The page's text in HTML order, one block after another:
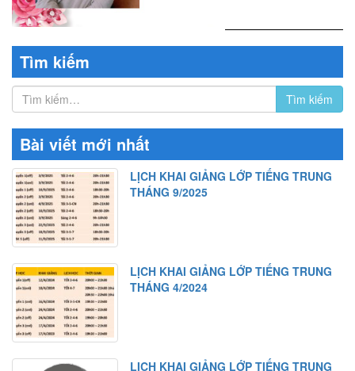
Tìm kiếm
Bài viết mới nhất
LỊCH KHAI GIẢNG LỚP TIẾNG TRUNG
THÁNG 9/2025
LỊCH KHAI GIẢNG LỚP TIẾNG TRUNG
THÁNG 4/2024
LỊCH KHAI GIẢNG LỚP TIẾNG TRUNG